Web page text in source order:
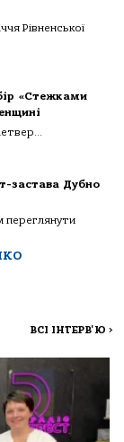
Рівненської
«Стежками
застава Дубно
переглянути
ВСІ ІНТЕРВ'Ю >